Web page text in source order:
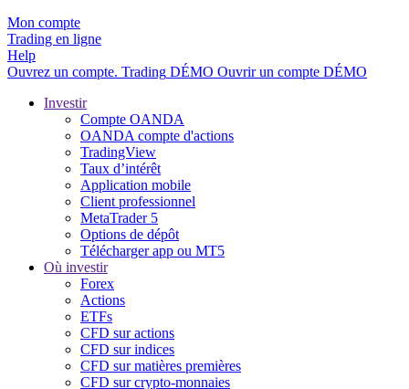
Mon compte
Trading en ligne
Help
Ouvrez un compte. Trading DÉMO Ouvrir un compte DÉMO
Investir
Compte OANDA
OANDA compte d'actions
TradingView
Taux d’intérêt
Application mobile
Client professionnel
MetaTrader 5
Options de dépôt
Télécharger app ou MT5
Où investir
Forex
Actions
ETFs
CFD sur actions
CFD sur indices
CFD sur matières premières
CFD sur crypto-monnaies